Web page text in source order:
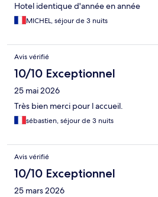
Hotel identique d'année en année
MICHEL, séjour de 3 nuits
Avis vérifié
10/10 Exceptionnel
25 mai 2026
Très bien merci pour l accueil.
sébastien, séjour de 3 nuits
Avis vérifié
10/10 Exceptionnel
25 mars 2026